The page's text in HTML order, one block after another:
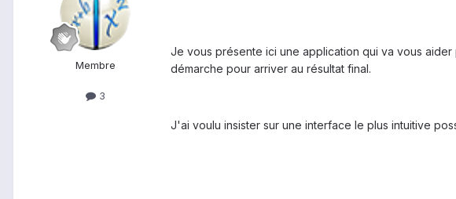
Membre
3
Je vous présente ici une application qui va vous
démarche pour arriver au résultat final.
J'ai voulu insister sur une interface le plus intuitive